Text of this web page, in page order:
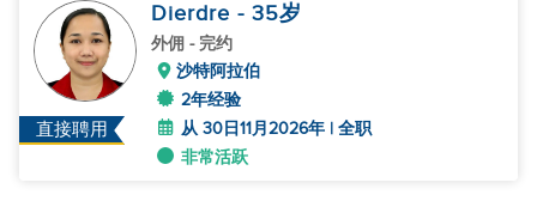
直接聘用
Dierdre - 35岁
外佣 - 完约
沙特阿拉伯
2年经验
从 30日11月2026年 | 全职
非常活跃